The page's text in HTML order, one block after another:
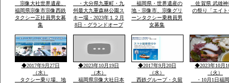
宗像大社世界遺産、
福岡県宗像市宗像西鉄
タクシー正社員男女募
集
・大分県九重町・九
州最大九重森林公園ス
キー場・2023年１２月
8日・グランドオープ
で遊べる・こども広場
「パパママと子供の専
でスキー場完備」
福岡県・世界遺産の
地・宗像市、宗像グリ
ーンタクシー乗務員男
女募集
佐賀県 武雄神
の祭り「エイト
◆2017年9月27日
（水）
タクシー乗り場、地
◆2023年10月19日
（木）
福岡県宗像大社日本
◆2017年9月20日
（水）
西鉄グループ・久留
◆2023年10月
（火）
・10月1日福